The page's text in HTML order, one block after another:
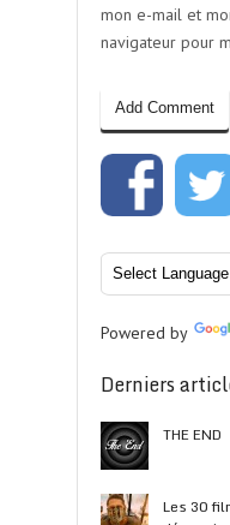
mon e-mail et
navigateur pour
Powered by
Derniers
THE END
Les 30